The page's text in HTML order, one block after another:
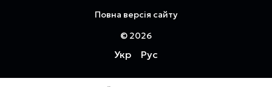
Повна версія сайту
© 2026
Укр Рус